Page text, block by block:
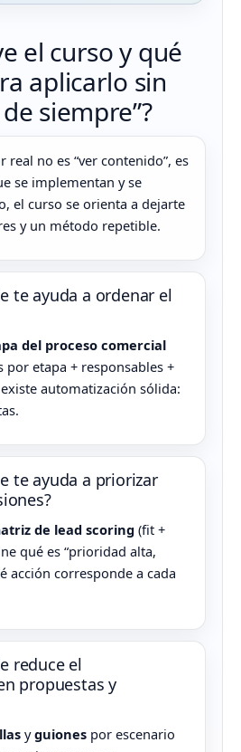
el curso y qué
aplicarlo sin
siempre”?
real no es “ver contenido”, es
se implementan y se
el curso se orienta a dejarte
y un método repetible.
te ayuda a ordenar el
del proceso comercial
por etapa + responsables +
automatización sólida:
te ayuda a priorizar
de lead scoring (fit +
qué es “prioridad alta,
acción corresponde a cada
reduce el
propuestas y
yguiones por escenario